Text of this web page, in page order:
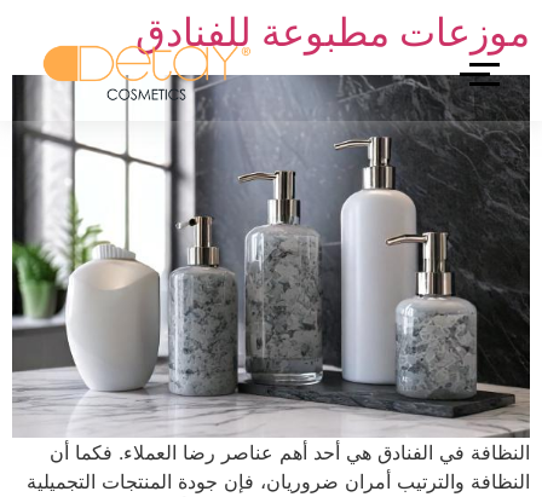
موزعات مطبوعة للفنادق
النظافة في الفنادق هي أحد أهم عناصر رضا العملاء. فكما أن
النظافة والترتيب أمران ضروريان، فإن جودة المنتجات التجميلية